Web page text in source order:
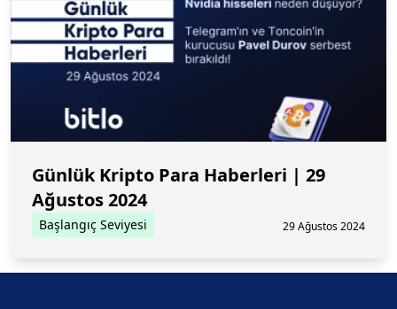
Günlük Kripto Para Haberleri | 29
Ağustos 2024
Başlangıç Seviyesi 29 Ağustos 2024